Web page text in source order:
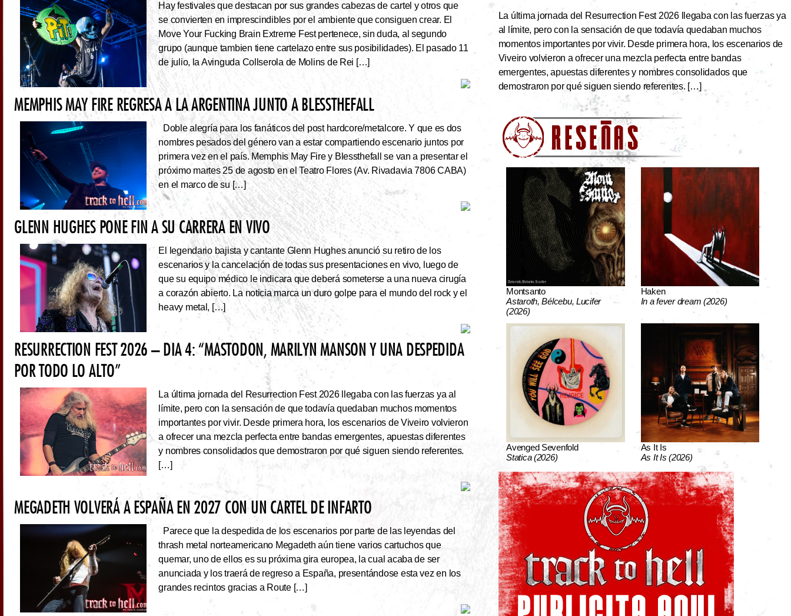
Hay festivales que destacan por sus grandes cabezas de cartel y otros que
se convierten en imprescindibles por el ambiente que consiguen crear. El
Move Your Fucking Brain Extreme Fest pertenece, sin duda, al segundo
grupo (aunque tambien tiene cartelazo entre sus posibilidades). El pasado 11
de julio, la Avinguda Collserola de Molins de Rei […]
MEMPHIS MAY FIRE REGRESA A LA ARGENTINA JUNTO A BLESSTHEFALL
Doble alegría para los fanáticos del post hardcore/metalcore. Y que es dos
nombres pesados del género van a estar compartiendo escenario juntos por
primera vez en el país. Memphis May Fire y Blessthefall se van a presentar el
próximo martes 25 de agosto en el Teatro Flores (Av. Rivadavia 7806 CABA)
en el marco de su […]
GLENN HUGHES PONE FIN A SU CARRERA EN VIVO
El legendario bajista y cantante Glenn Hughes anunció su retiro de los
escenarios y la cancelación de todas sus presentaciones en vivo, luego de
que su equipo médico le indicara que deberá someterse a una nueva cirugía
a corazón abierto. La noticia marca un duro golpe para el mundo del rock y el
heavy metal, […]
RESURRECTION FEST 2026 – DIA 4: “MASTODON, MARILYN MANSON Y UNA DESPEDIDA
POR TODO LO ALTO”
La última jornada del Resurrection Fest 2026 llegaba con las fuerzas ya al
límite, pero con la sensación de que todavía quedaban muchos momentos
importantes por vivir. Desde primera hora, los escenarios de Viveiro volvieron
a ofrecer una mezcla perfecta entre bandas emergentes, apuestas diferentes
y nombres consolidados que demostraron por qué siguen siendo referentes.
[…]
MEGADETH VOLVERÁ A ESPAÑA EN 2027 CON UN CARTEL DE INFARTO
Parece que la despedida de los escenarios por parte de las leyendas del
thrash metal norteamericano Megadeth aún tiene varios cartuchos que
quemar, uno de ellos es su próxima gira europea, la cual acaba de ser
anunciada y los traerá de regreso a España, presentándose esta vez en los
grandes recintos gracias a Route […]
La última jornada del Resurrection Fest 2026 llegaba con las fuerzas ya
al límite, pero con la sensación de que todavía quedaban muchos
momentos importantes por vivir. Desde primera hora, los escenarios de
Viveiro volvieron a ofrecer una mezcla perfecta entre bandas
emergentes, apuestas diferentes y nombres consolidados que
demostraron por qué siguen siendo referentes. […]
Montsanto
Astaroth, Bélcebu, Lucifer
(2026)
Haken
In a fever dream (2026)
Avenged Sevenfold
Statica (2026)
As It Is
As It Is (2026)